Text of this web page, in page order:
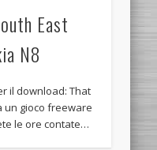
East
N8
il download: That
un gioco freeware
le ore contate…